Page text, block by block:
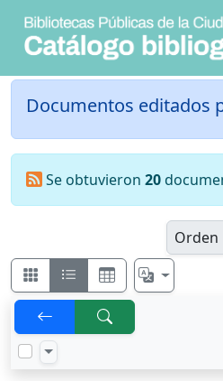
Documentos editados
Se obtuvieron 20
Orden